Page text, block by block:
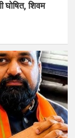
घोषित, शिवम